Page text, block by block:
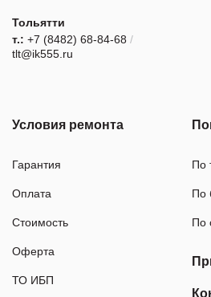
Тольятти
т.: +7 (8482) 68-84-68 /
tlt@ik555.ru
Условия ремонта
Гарантия
Оплата
Стоимость
Оферта
ТО ИБП
По
По
По